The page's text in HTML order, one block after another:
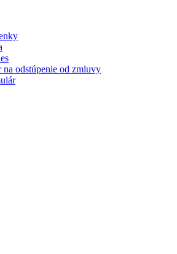
odstúpenie od zmluvy